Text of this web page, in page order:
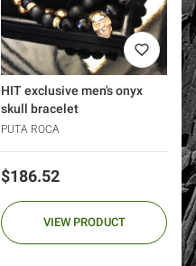
HIT exclusive men's onyx
skull bracelet
PUTA ROCA
Price
$186.52
VIEW PRODUCT